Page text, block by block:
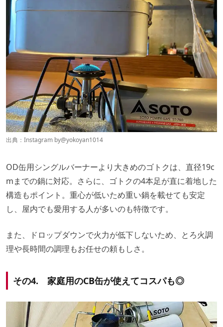
出典：Instagram by@yokoyan1014
OD缶用シングルバーナーより大きめのゴトクは、直径19c
mまでの鍋に対応。さらに、ゴトクの4本足が直に着地した
構造もポイント。重心が低いため重い鍋を載せても安定
し、屋内でも愛用する人が多いのも特徴です。
また、ドロップダウンで火力が低下しないため、とろ火調
理や長時間の調理もお任せの頼もしさ。
その4. 家庭用のCB缶が使えてコスパも◎